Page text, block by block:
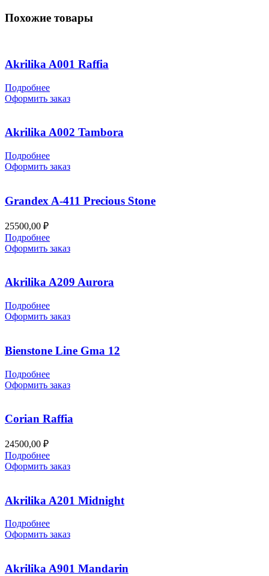
Похожие товары
Akrilika A001 Raffia
Подробнее
Оформить заказ
Akrilika A002 Tambora
Подробнее
Оформить заказ
Grandex A-411 Precious Stone
25500,00 ₽
Подробнее
Оформить заказ
Akrilika A209 Aurora
Подробнее
Оформить заказ
Bienstone Line Gma 12
Подробнее
Оформить заказ
Corian Raffia
24500,00 ₽
Подробнее
Оформить заказ
Akrilika A201 Midnight
Подробнее
Оформить заказ
Akrilika A901 Mandarin